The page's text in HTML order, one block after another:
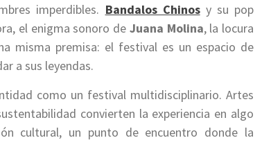
imperdibles. Bandalos Chinosy su pop
el enigma sonoro de Juana Molina, la locura
misma premisa: el festival es un espacio de
a sus leyendas.
como un festival multidisciplinario. Artes
convierten la experiencia en algo
cultural, un punto de encuentro donde la